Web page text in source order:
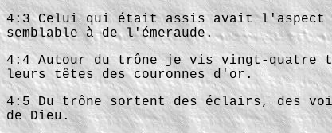
4:3 Celui qui était assis avait l'aspect
semblable à de l'émeraude.
4:4 Autour du trône je vis vingt-quatre
leurs têtes des couronnes d'or.
4:5 Du trône sortent des éclairs, des
de Dieu.